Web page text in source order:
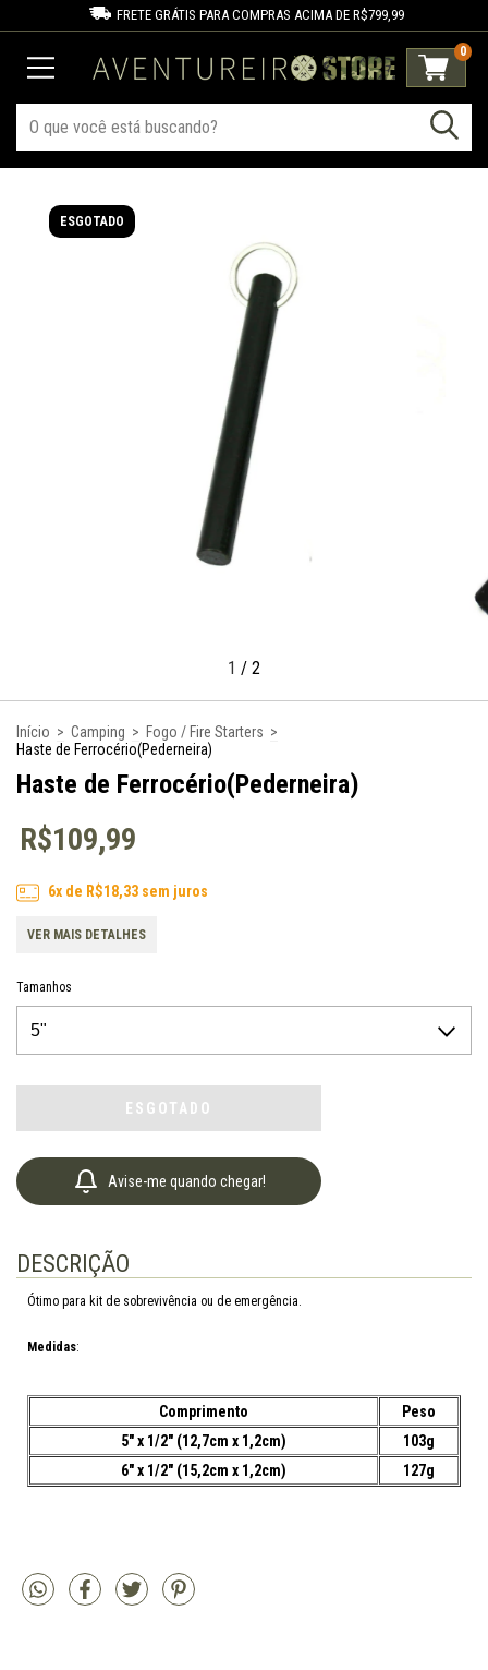
FRETE GRÁTIS PARA COMPRAS ACIMA DE R$799,99
0
ESGOTADO
1 / 2
Início > Camping > Fogo / Fire Starters >
Haste de Ferrocério(Pederneira)
Haste de Ferrocério(Pederneira)
R$109,99
6x de R$18,33sem juros
VER MAIS DETALHES
Tamanhos
Avise-me quando chegar!
DESCRIÇÃO
Ótimo para kit de sobrevivência ou de emergência.
Medidas:
Comprimento
Peso
5" x 1/2" (12,7cm x 1,2cm)
103g
6" x 1/2" (15,2cm x 1,2cm)
127g